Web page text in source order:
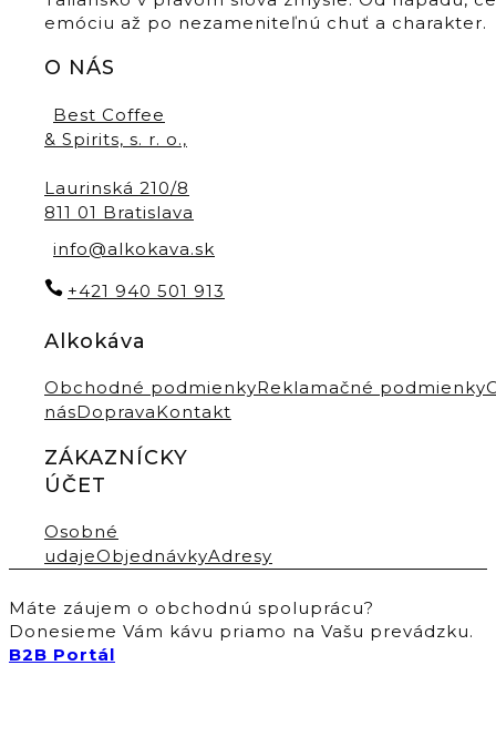
emóciu až po nezameniteľnú chuť a charakter.
O NÁS
Best Coffee
& Spirits, s. r. o.,
Laurinská 210/8
811 01 Bratislava
info@alkokava.sk
+421 940 501 913
Alkokáva
Obchodné podmienkyReklamačné podmienky
násDopravaKontakt
ZÁKAZNÍCKY
ÚČET
Osobné
udajeObjednávkyAdresy
Máte záujem o obchodnú spoluprácu?
Donesieme Vám kávu priamo na Vašu prevádzku.
B2B Portál